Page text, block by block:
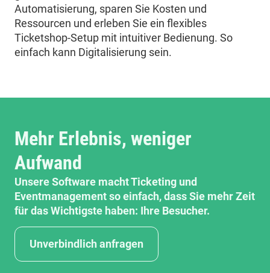
Automatisierung, sparen Sie Kosten und
Ressourcen und erleben Sie ein flexibles
Ticketshop-Setup mit intuitiver Bedienung. So
einfach kann Digitalisierung sein.
Mehr Erlebnis, weniger
Aufwand
Unsere Software macht Ticketing und
Eventmanagement so einfach, dass Sie mehr Zeit
für das Wichtigste haben: Ihre Besucher.
Unverbindlich anfragen